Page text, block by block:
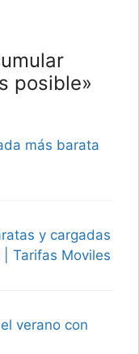
posible»
más barata
y cargadas
Tarifas Moviles
verano con